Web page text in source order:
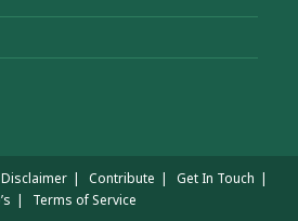
Disclaimer Contribute
Get In Touch
Terms of Service